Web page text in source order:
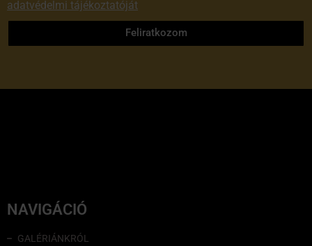
adatvédelmi tájékoztatóját
Feliratkozom
NAVIGÁCIÓ
GALÉRIÁNKRÓL